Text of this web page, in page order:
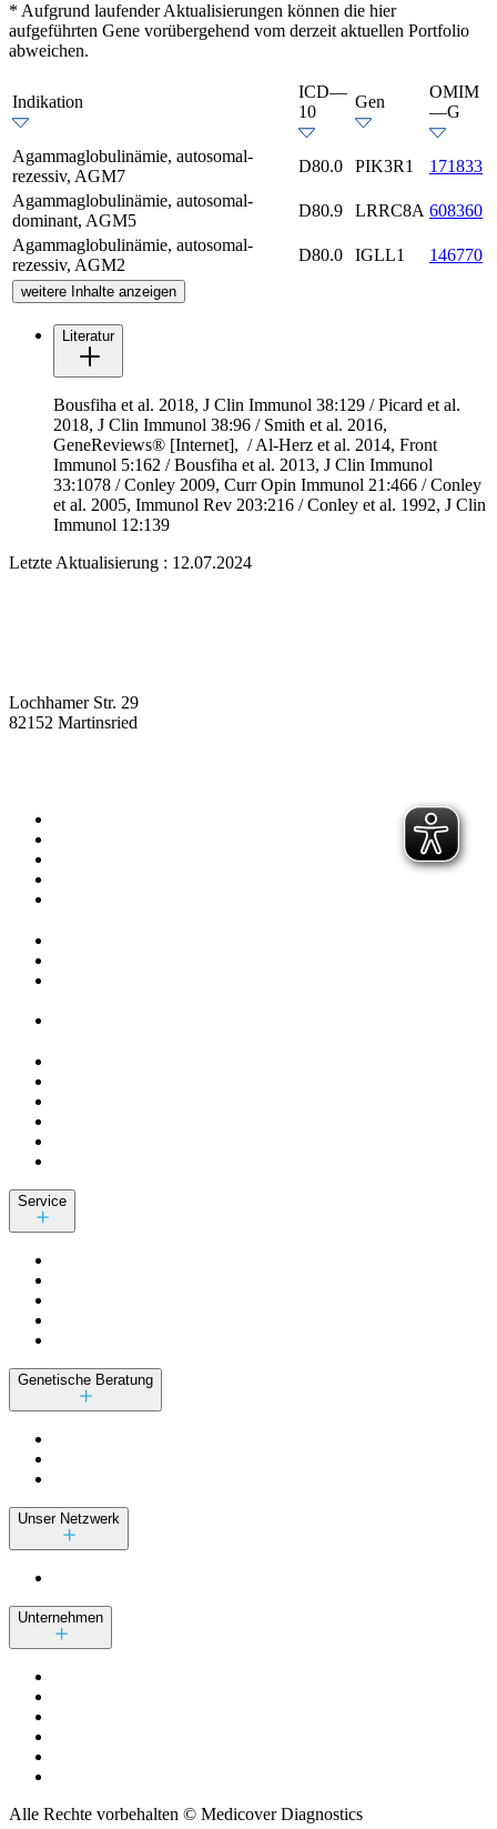
* Aufgrund laufender Aktualisierungen können die hier
aufgeführten Gene vorübergehend vom derzeit aktuellen Portfolio
abweichen.
Indikation
ICD—
10
Gen
OMIM
—G
Agammaglobulinämie, autosomal-
rezessiv, AGM7
D80.0 PIK3R1
171833
Agammaglobulinämie, autosomal-
dominant, AGM5
D80.9 LRRC8A 608360
Agammaglobulinämie, autosomal-
rezessiv, AGM2
D80.0 IGLL1 146770
weitere Inhalte anzeigen
Literatur
Bousfiha et al. 2018, J Clin Immunol 38:129 / Picard et al.
2018, J Clin Immunol 38:96 / Smith et al. 2016,
GeneReviews® [Internet], / Al-Herz et al. 2014, Front
Immunol 5:162 / Bousfiha et al. 2013, J Clin Immunol
33:1078 / Conley 2009, Curr Opin Immunol 21:466 / Conley
et al. 2005, Immunol Rev 203:216 / Conley et al. 1992, J Clin
Immunol 12:139
Letzte Aktualisierung : 12.07.2024
Lochhamer Str. 29
82152 Martinsried
Service
Genetische Beratung
Unser Netzwerk
Unternehmen
Alle Rechte vorbehalten © Medicover Diagnostics